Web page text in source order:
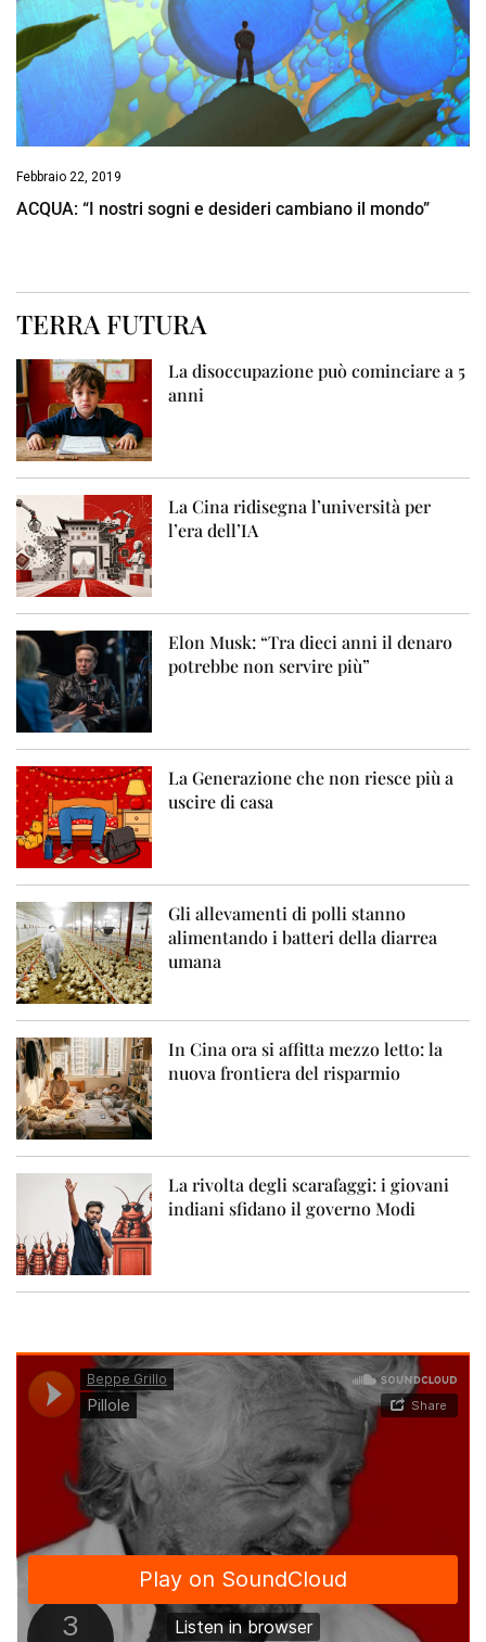
Febbraio 22, 2019
ACQUA: “I nostri sogni e desideri cambiano il mondo”
TERRA FUTURA
La disoccupazione può cominciare a 5
anni
La Cina ridisegna l’università per
l’era dell’IA
Elon Musk: “Tra dieci anni il denaro
potrebbe non servire più”
La Generazione che non riesce più a
uscire di casa
Gli allevamenti di polli stanno
alimentando i batteri della diarrea
umana
In Cina ora si affitta mezzo letto: la
nuova frontiera del risparmio
La rivolta degli scarafaggi: i giovani
indiani sfidano il governo Modi